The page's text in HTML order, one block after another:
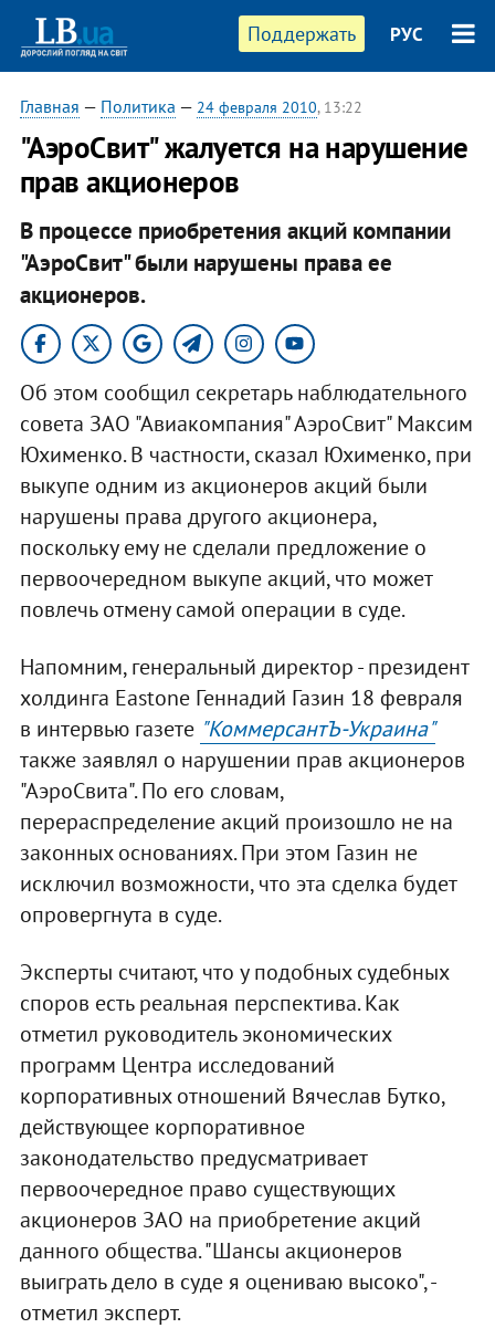
Поддержать РУС
Главная — Политика — 24 февраля 2010, 13:22
"АэроСвит" жалуется на нарушение
прав акционеров
В процессе приобретения акций компании
"АэроСвит" были нарушены права ее
акционеров.
Об этом сообщил секретарь наблюдательного
совета ЗАО "Авиакомпания" АэроСвит" Максим
Юхименко. В частности, сказал Юхименко, при
выкупе одним из акционеров акций были
нарушены права другого акционера,
поскольку ему не сделали предложение о
первоочередном выкупе акций, что может
повлечь отмену самой операции в суде.
Напомним, генеральный директор - президент
холдинга Eastone Геннадий Газин 18 февраля
в интервью газете "КоммерсантЪ-Украина"
также заявлял о нарушении прав акционеров
"АэроСвита". По его словам,
перераспределение акций произошло не на
законных основаниях. При этом Газин не
исключил возможности, что эта сделка будет
опровергнута в суде.
Эксперты считают, что у подобных судебных
споров есть реальная перспектива. Как
отметил руководитель экономических
программ Центра исследований
корпоративных отношений Вячеслав Бутко,
действующее корпоративное
законодательство предусматривает
первоочередное право существующих
акционеров ЗАО на приобретение акций
данного общества. "Шансы акционеров
выиграть дело в суде я оцениваю высоко", -
отметил эксперт.